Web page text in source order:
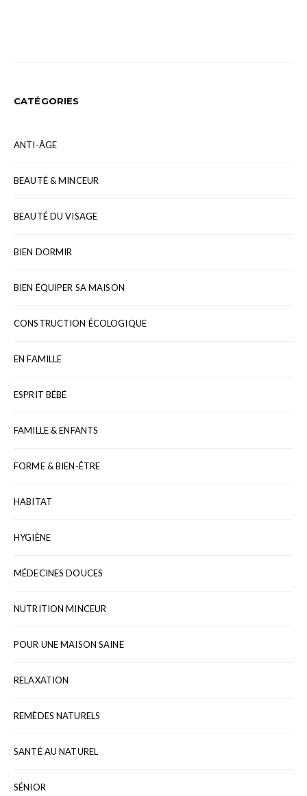
CATÉGORIES
ANTI-ÂGE
BEAUTÉ & MINCEUR
BEAUTÉ DU VISAGE
BIEN DORMIR
BIEN ÉQUIPER SA MAISON
CONSTRUCTION ÉCOLOGIQUE
EN FAMILLE
ESPRIT BÉBÉ
FAMILLE & ENFANTS
FORME & BIEN-ÊTRE
HABITAT
HYGIÈNE
MÉDECINES DOUCES
NUTRITION MINCEUR
POUR UNE MAISON SAINE
RELAXATION
REMÈDES NATURELS
SANTÉ AU NATUREL
SÉNIOR